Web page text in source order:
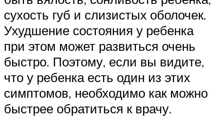
сухость губ и слизистых оболочек.
Ухудшение состояния у ребенка
при этом может развиться очень
быстро. Поэтому, если вы видите,
что у ребенка есть один из этих
симптомов, необходимо как можно
быстрее обратиться к врачу.